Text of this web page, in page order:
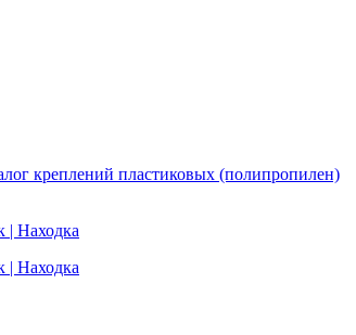
креплений пластиковых (полипропилен)